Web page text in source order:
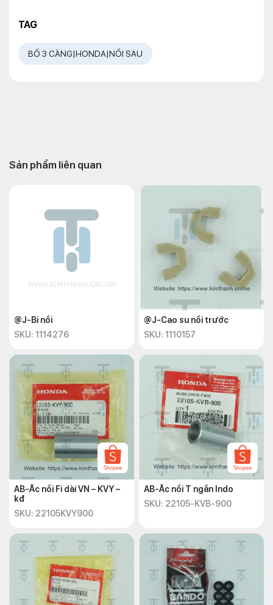
TAG
BỐ 3 CÀNG|HONDA|NỒI SAU
Sản phẩm liên quan
@J-Bi nồi
SKU: 1114276
@J-Cao su nồi trước
SKU: 1110157
AB-Ắc nồi Fi dài VN – KVY –
kđ
SKU: 22105KVY900
AB-Ắc nồi T ngắn Indo
SKU: 22105-KVB-900